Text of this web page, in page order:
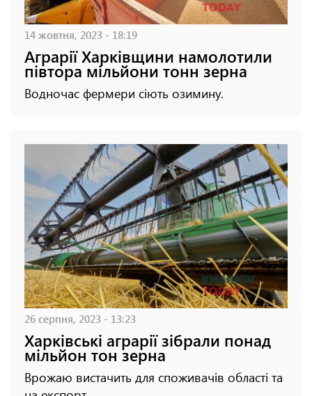
14 жовтня, 2023 - 18:19
Аграрії Харківщини намолотили
півтора мільйони тонн зерна
Водночас фермери сіють озимину.
26 серпня, 2023 - 13:23
Харківські аграрії зібрали понад
мільйон тон зерна
Врожаю вистачить для споживачів області та